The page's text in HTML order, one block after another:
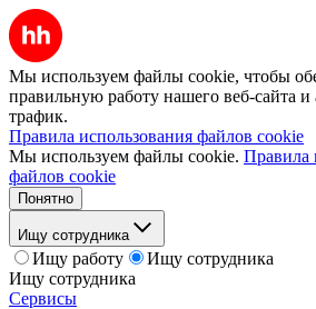
Мы используем файлы cookie, чтобы
правильную работу нашего веб-сайта и
трафик.
Правила использования файлов cookie
Мы используем файлы cookie. Правила
файлов cookie
Понятно
Ищу сотрудника
Ищу работу
Ищу сотрудника
Ищу сотрудника
Сервисы